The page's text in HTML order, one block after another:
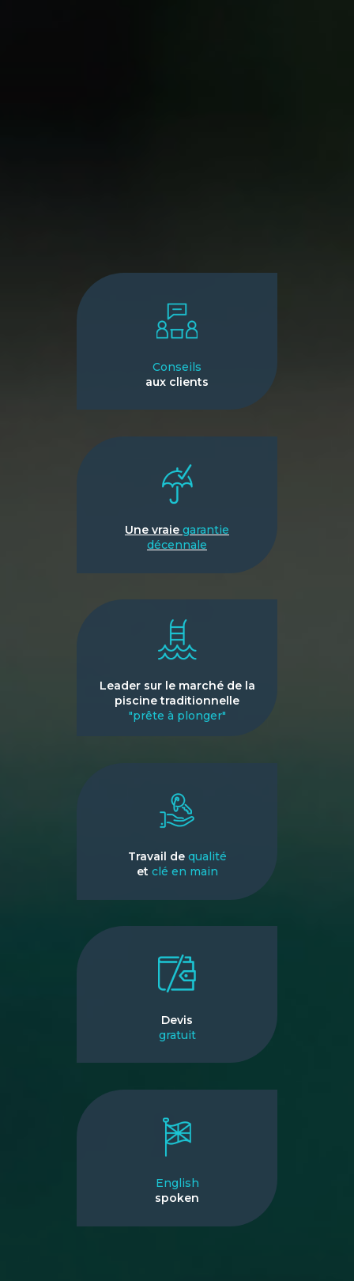
Conseils
aux clients
Une vraie garantie
décennale
Leader sur le marché de la
piscine traditionnelle
"prête à plonger"
Travail de qualité
et clé en main
Devis
gratuit
English
spoken